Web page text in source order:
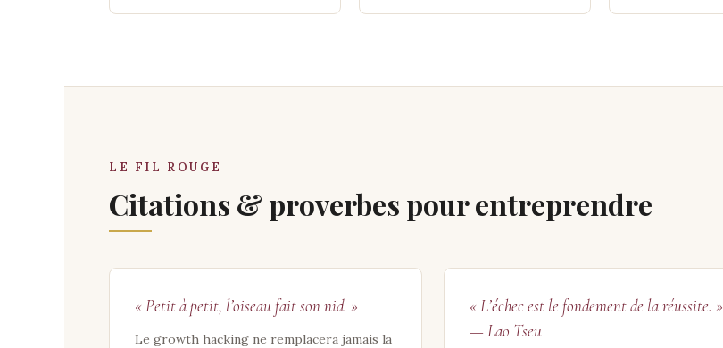
LE FIL ROUGE
Citations & proverbes pour entreprendre
« Petit à petit, l’oiseau fait son nid. »
Le growth hacking ne remplacera jamais la
« L’échec est le fondement de la réussite. »
— Lao Tseu